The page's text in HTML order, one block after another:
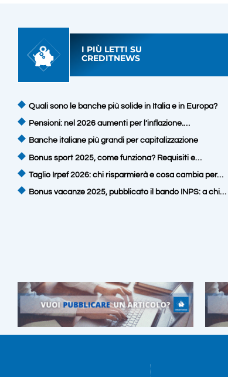
I PIÙ LETTI SU
CREDITNEWS
Quali sono le banche più solide in Italia e in Europa?
Pensioni: nel 2026 aumenti per l’inflazione.…
Banche italiane più grandi per capitalizzazione
Bonus sport 2025, come funziona? Requisiti e…
Taglio Irpef 2026: chi risparmierà e cosa cambia per…
Bonus vacanze 2025, pubblicato il bando INPS: a chi…